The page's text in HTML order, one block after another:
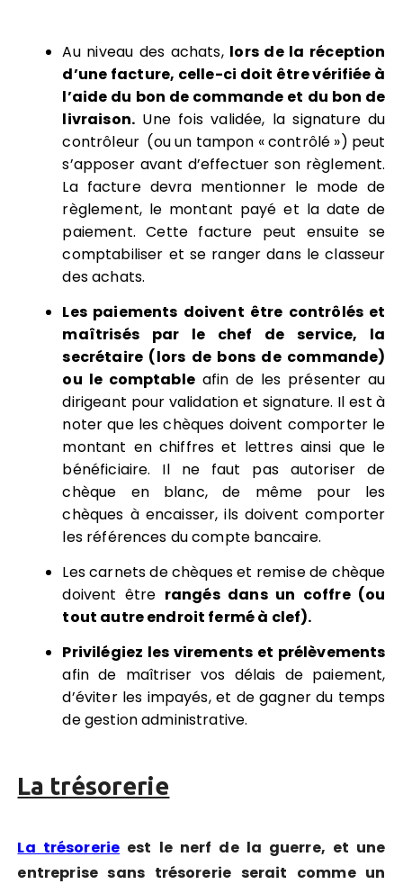
Au niveau des achats, lors de la réception
d’une facture, celle-ci doit être vérifiée à
l’aide du bon de commande et du bon de
livraison. Une fois validée, la signature du
contrôleur (ou un tampon « contrôlé ») peut
s’apposer avant d’effectuer son règlement.
La facture devra mentionner le mode de
règlement, le montant payé et la date de
paiement. Cette facture peut ensuite se
comptabiliser et se ranger dans le classeur
des achats.
Les paiements doivent être contrôlés et
maîtrisés par le chef de service, la
secrétaire (lors de bons de commande)
ou le comptableafin de les présenter au
dirigeant pour validation et signature. Il est à
noter que les chèques doivent comporter le
montant en chiffres et lettres ainsi que le
bénéficiaire. Il ne faut pas autoriser de
chèque en blanc, de même pour les
chèques à encaisser, ils doivent comporter
les références du compte bancaire.
Les carnets de chèques et remise de chèque
doivent être rangés dans un coffre (ou
tout autre endroit fermé à clef).
Privilégiez les virements et prélèvements
afin de maîtriser vos délais de paiement,
d’éviter les impayés, et de gagner du temps
de gestion administrative.
La trésorerie
La trésorerie est le nerf de la guerre, et une
entreprise sans trésorerie serait comme un